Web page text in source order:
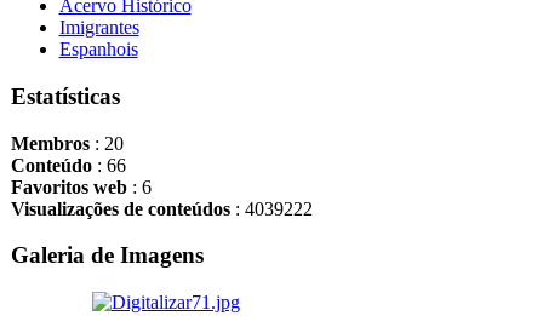
Acervo Histórico
Imigrantes
Espanhois
Estatísticas
Membros: 20
Conteúdo: 66
Favoritos web: 6
Visualizações de conteúdos: 4039222
Galeria de Imagens